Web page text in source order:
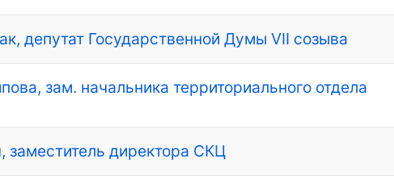
депутат Государственной Думы VII созыва
зам. начальника территориального отдела
заместитель директора СКЦ